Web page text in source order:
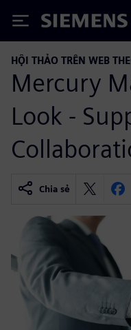
Siemens
HỘI THẢO TRÊN WEB
Mercury
Look -
Chia sẻ